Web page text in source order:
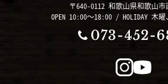
〒640-0112 和歌山県和歌山市
OPEN 10:00～18:00 / HOLIDAY 木